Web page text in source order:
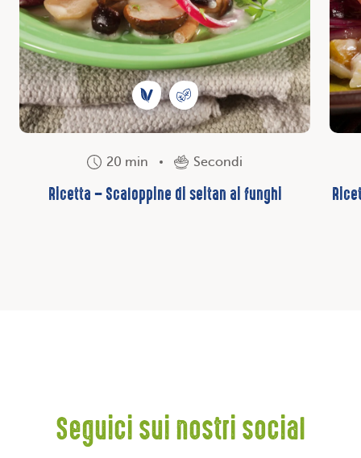
20 min Secondi
Ricetta – Scaloppine di seitan ai funghi
Seguici sui nostri social